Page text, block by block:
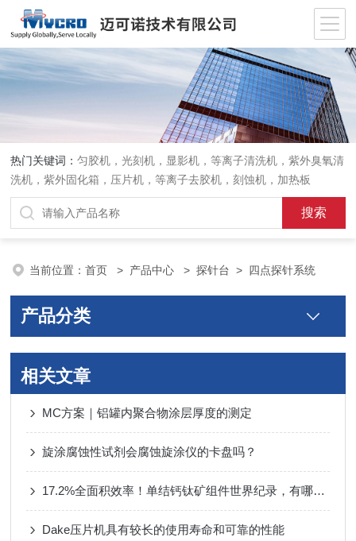
热门关键词：匀胶机，光刻机，显影机，等离子清洗机，紫外臭氧清
洗机，紫外固化箱，压片机，等离子去胶机，刻蚀机，加热板
当前位置：首页 > 产品中心 >探针台 > 四点探针系统
产品分类
相关文章
MC方案｜铝罐内聚合物涂层厚度的测定
旋涂腐蚀性试剂会腐蚀旋涂仪的卡盘吗？
17.2%全面积效率！单结钙钛矿组件世界纪录，有哪些工艺支撑？
Dake压片机具有较长的使用寿命和可靠的性能